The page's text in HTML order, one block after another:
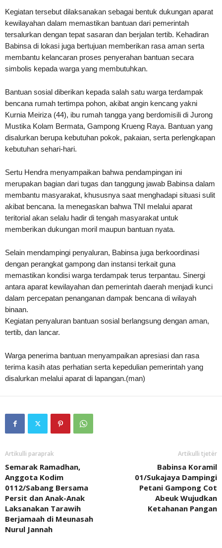
Kegiatan tersebut dilaksanakan sebagai bentuk dukungan aparat
kewilayahan dalam memastikan bantuan dari pemerintah
tersalurkan dengan tepat sasaran dan berjalan tertib. Kehadiran
Babinsa di lokasi juga bertujuan memberikan rasa aman serta
membantu kelancaran proses penyerahan bantuan secara
simbolis kepada warga yang membutuhkan.
Bantuan sosial diberikan kepada salah satu warga terdampak
bencana rumah tertimpa pohon, akibat angin kencang yakni
Kurnia Meiriza (44), ibu rumah tangga yang berdomisili di Jurong
Mustika Kolam Bermata, Gampong Krueng Raya. Bantuan yang
disalurkan berupa kebutuhan pokok, pakaian, serta perlengkapan
kebutuhan sehari-hari.
Sertu Hendra menyampaikan bahwa pendampingan ini
merupakan bagian dari tugas dan tanggung jawab Babinsa dalam
membantu masyarakat, khususnya saat menghadapi situasi sulit
akibat bencana. Ia menegaskan bahwa TNI melalui aparat
teritorial akan selalu hadir di tengah masyarakat untuk
memberikan dukungan moril maupun bantuan nyata.
Selain mendampingi penyaluran, Babinsa juga berkoordinasi
dengan perangkat gampong dan instansi terkait guna
memastikan kondisi warga terdampak terus terpantau. Sinergi
antara aparat kewilayahan dan pemerintah daerah menjadi kunci
dalam percepatan penanganan dampak bencana di wilayah
binaan.
Kegiatan penyaluran bantuan sosial berlangsung dengan aman,
tertib, dan lancar.
Warga penerima bantuan menyampaikan apresiasi dan rasa
terima kasih atas perhatian serta kepedulian pemerintah yang
disalurkan melalui aparat di lapangan.(man)
Artikulli paraprak
Semarak Ramadhan,
Anggota Kodim
0112/Sabang Bersama
Persit dan Anak-Anak
Laksanakan Tarawih
Berjamaah di Meunasah
Nurul Jannah
Artikulli tjetër
Babinsa Koramil
01/Sukajaya Dampingi
Petani Gampong Cot
Abeuk Wujudkan
Ketahanan Pangan